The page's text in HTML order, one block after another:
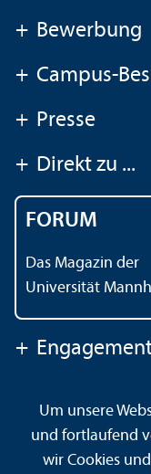
+ Bewerbung
+ Campus-
+ Presse
+ Direkt zu ...
FORUM
Das Magazin der
Universität
+
Kontakt
Um unsere
und fortlaufend
wir Cookies